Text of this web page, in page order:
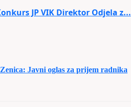
JP VIK Direktor Odjela z...
Javni oglas za prijem radnika